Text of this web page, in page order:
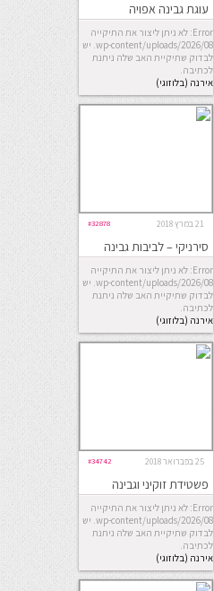
עוגת גבינה אפויה
(ומקושטת)
Error: לא ניתן ליצור את התיקייה
wp-content/uploads/2026/08. יש
לבדוק שתיקיית האב שלה ניתנת
לכתיבה.
אירנה (בלוזוגי)
21 במרץ 2018 #32878
סירניקי – לביבות גבינה
Error: לא ניתן ליצור את התיקייה
wp-content/uploads/2026/08. יש
לבדוק שתיקיית האב שלה ניתנת
לכתיבה.
אירנה (בלוזוגי)
25 בפברואר 2018 #34742
פשטידת זוקיני וגבינה
Error: לא ניתן ליצור את התיקייה
wp-content/uploads/2026/08. יש
לבדוק שתיקיית האב שלה ניתנת
לכתיבה.
אירנה (בלוזוגי)